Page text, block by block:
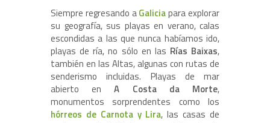
Siempre regresando aGaliciapara explorar
su geografía, sus playas en verano, calas
escondidas a las que nunca habíamos ido,
playas de ría, no sólo en las Rías Baixas,
también en las Altas, algunas con rutas de
senderismo incluidas. Playas de mar
abierto enA Costa da Morte,
monumentos sorprendentes como los
hórreos de Carnota y Lira, las casas de